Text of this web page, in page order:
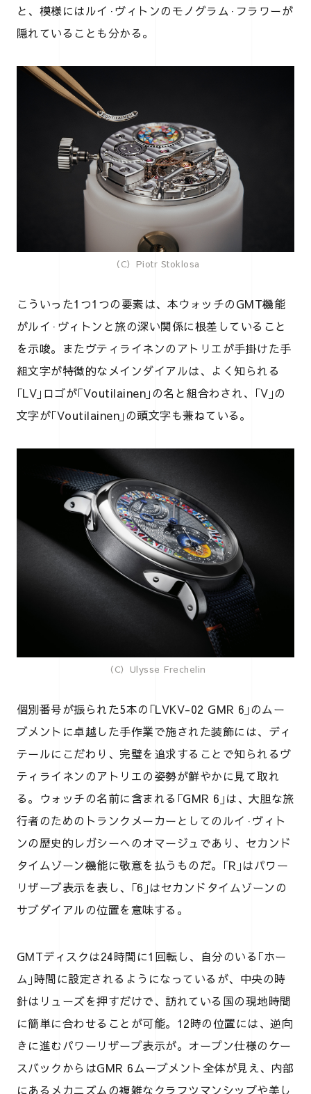
と、模様にはルイ·ヴィトンのモノグラム·フラワーが
隠れていることも分かる。
（C）Piotr Stoklosa
こういった1つ1つの要素は、本ウォッチのGMT機能
がルイ·ヴィトンと旅の深い関係に根差していること
を示唆。またヴティライネンのアトリエが手掛けた手
組文字が特徴的なメインダイアルは、よく知られる
｢LV｣ロゴが｢Voutilainen｣の名と組合わされ、｢V｣の
文字が｢Voutilainen｣の頭文字も兼ねている。
（C）Ulysse Frechelin
個別番号が振られた5本の｢LVKV-02 GMR 6｣のムー
ブメントに卓越した手作業で施された装飾には、ディ
テールにこだわり、完璧を追求することで知られるヴ
ティライネンのアトリエの姿勢が鮮やかに見て取れ
る。ウォッチの名前に含まれる｢GMR 6｣は、大胆な旅
行者のためのトランクメーカーとしてのルイ·ヴィト
ンの歴史的レガシーへのオマージュであり、セカンド
タイムゾーン機能に敬意を払うものだ。｢R｣はパワー
リザーブ表示を表し、｢6｣はセカンドタイムゾーンの
サブダイアルの位置を意味する。
GMTディスクは24時間に1回転し、自分のいる｢ホー
ム｣時間に設定されるようになっているが、中央の時
針はリューズを押すだけで、訪れている国の現地時間
に簡単に合わせることが可能。12時の位置には、逆向
きに進むパワーリザーブ表示が。オープン仕様のケー
スバックからはGMR 6ムーブメント全体が見え、内部
にあるメカニズムの複雑なクラフツマンシップや美し